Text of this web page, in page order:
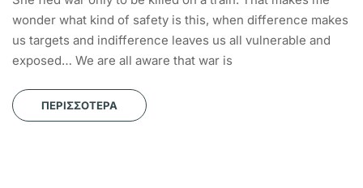
wonder what kind of safety is this, when difference makes
us targets and indifference leaves us all vulnerable and
exposed… We are all aware that war is
ΠΕΡΙΣΣΌΤΕΡΑ